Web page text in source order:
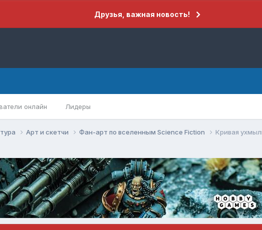
Друзья, важная новость!
онлайн Лидеры
Арт и скетчи Фан-арт по вселенным Science Fiction Кривая